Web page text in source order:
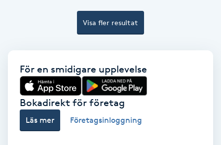
Tuina-massage
Taktil massage
Visa fler resultat
För en smidigare upplevelse
Bokadirekt för företag
Läs mer Företagsinloggning